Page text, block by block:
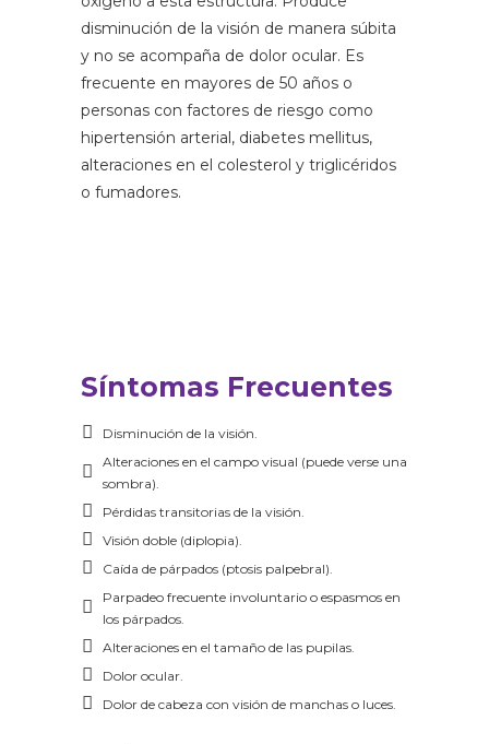
disminución de la visión de manera súbita
y no se acompaña de dolor ocular. Es
frecuente en mayores de 50 años o
personas con factores de riesgo como
hipertensión arterial, diabetes mellitus,
alteraciones en el colesterol y triglicéridos
o fumadores.
Síntomas Frecuentes
Disminución de la visión.
Alteraciones en el campo visual (puede verse una
sombra).
Pérdidas transitorias de la visión.
Visión doble (diplopia).
Caída de párpados (ptosis palpebral).
Parpadeo frecuente involuntario o espasmos en
los párpados.
Alteraciones en el tamaño de las pupilas.
Dolor ocular.
Dolor de cabeza con visión de manchas o luces.